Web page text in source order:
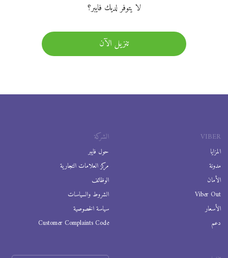
لا يتوفر لديك فايبر؟
تنزيل الآن
VIBER
المزايا
مدونة
الأمان
Viber Out
الأسعار
دعم
الشركة
حول فايبر
مركز العلامات التجارية
الوظائف
الشروط والسياسات
سياسة الخصوصية
Customer Complaints Code